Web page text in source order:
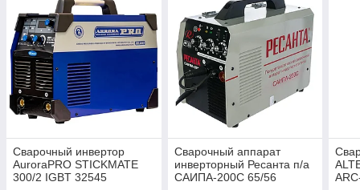
Сварочный инвертор
AuroraPRO STICKMATE
300/2 IGBT 32545
Сварочный аппарат
инверторный Ресанта п/а
САИПА-200С 65/56